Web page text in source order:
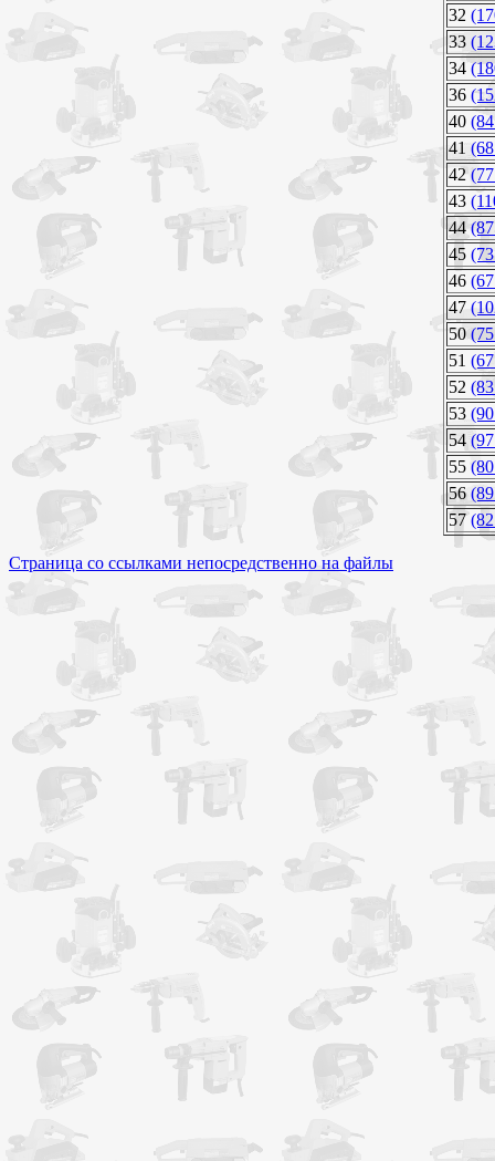
32
33
34
36
40
41
42
43
44
45
46
47
50
51
52
53
54
55
56
57
Страница со ссылками непосредственно на файлы